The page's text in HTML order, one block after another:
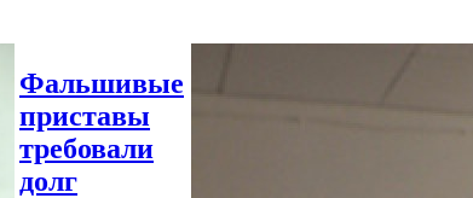
Фальшивые
приставы
требовали
долг